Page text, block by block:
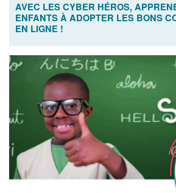
AVEC LES CYBER HÉROS,
ENFANTS À ADOPTER LES BONS
EN LIGNE !